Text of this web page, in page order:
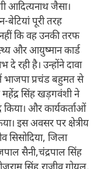
आदित्यनाथ जैसा।
पूरी तरह
कि वह उनकी तरफ
और आयुष्मान कार्ड
रही है। उन्होंने दावा
भाजपा प्रचंड बहुमत से
महेंद्र सिंह खड़गवंशी ने
किया। और कार्यकर्ताओं
इस अवसर पर क्षेत्रीय
सिसोदिया, जिला
सैनी,चंद्रपाल सिंह